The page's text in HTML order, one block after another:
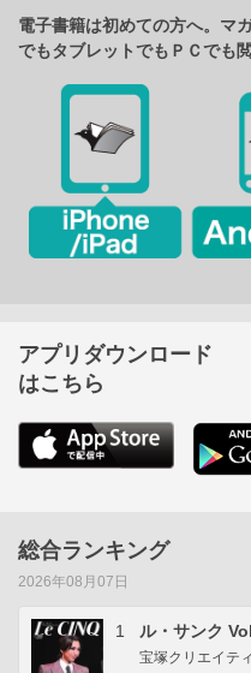
電子書籍は初めての方へ。マ
でもタブレットでもＰＣでも
アプリダウンロード
はこちら
総合ランキング
2026年08月07日
1 ル・サンク
宝塚クリエイテ